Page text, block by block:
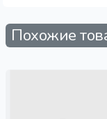
Похожие